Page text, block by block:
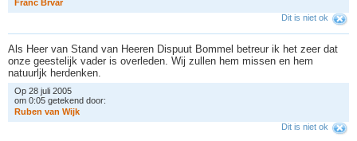
Franc Brvar
Dit is niet ok
Als Heer van Stand van Heeren Dispuut Bommel betreur ik het zeer dat
onze geestelijk vader is overleden. Wij zullen hem missen en hem
natuurljk herdenken.
Op 28 juli 2005
om 0:05 getekend door:
Ruben van Wijk
Dit is niet ok